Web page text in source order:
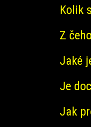
Kolik
Z
Jaké
Je
Jak